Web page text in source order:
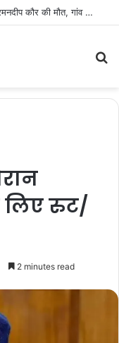
कनाडा में सड़क हादसे में लुधियाना की 25 वर्षीय रमनदीप कौर की मौत, गांव में पसरा मातम
लिए रुट/
2 minutes read